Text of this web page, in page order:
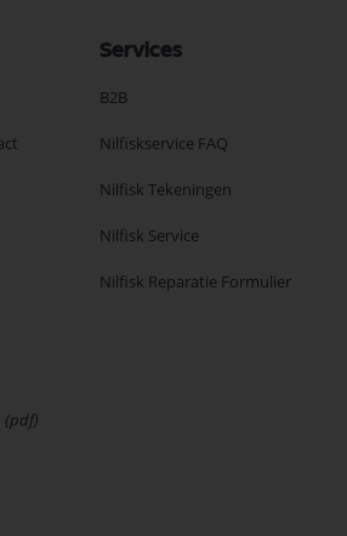
(pdf)
Services
B2B
Nilfiskservice FAQ
Nilfisk Tekeningen
Nilfisk Service
Nilfisk Reparatie Formulier